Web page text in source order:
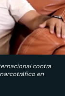
contra
en